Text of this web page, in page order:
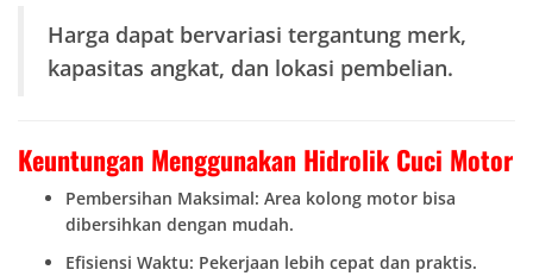
Harga dapat bervariasi tergantung merk,
kapasitas angkat, dan lokasi pembelian.
Keuntungan Menggunakan Hidrolik Cuci Motor
Pembersihan Maksimal: Area kolong motor bisa
dibersihkan dengan mudah.
Efisiensi Waktu: Pekerjaan lebih cepat dan praktis.